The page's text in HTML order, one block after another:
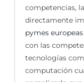
competencias,
directamente
pymes europeas
con las
tecnologías
computación